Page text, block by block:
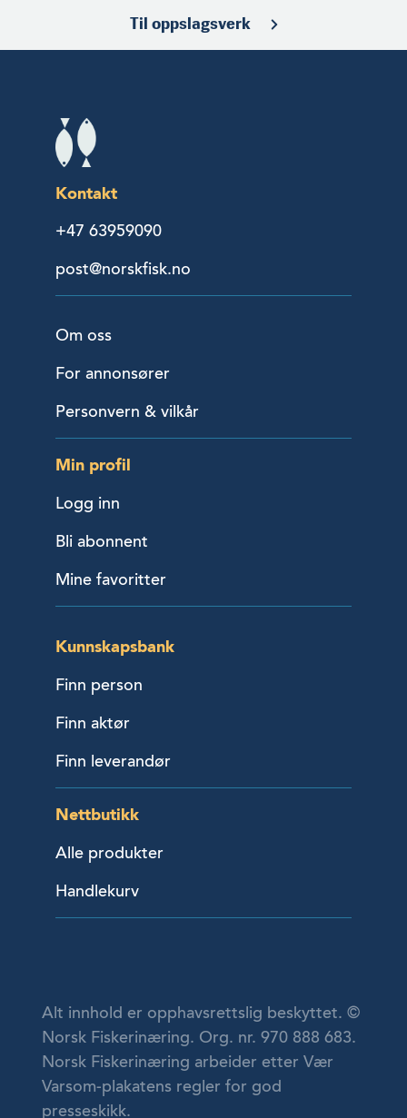
Til oppslagsverk
Kontakt
+47 63959090
post@norskfisk.no
Om oss
For annonsører
Personvern & vilkår
Min profil
Logg inn
Bli abonnent
Mine favoritter
Kunnskapsbank
Finn person
Finn aktør
Finn leverandør
Nettbutikk
Alle produkter
Handlekurv
Alt innhold er opphavsrettslig beskyttet. ©
Norsk Fiskerinæring. Org. nr. 970 888 683.
Norsk Fiskerinæring arbeider etter Vær
Varsom-plakatens regler for god
presseskikk.